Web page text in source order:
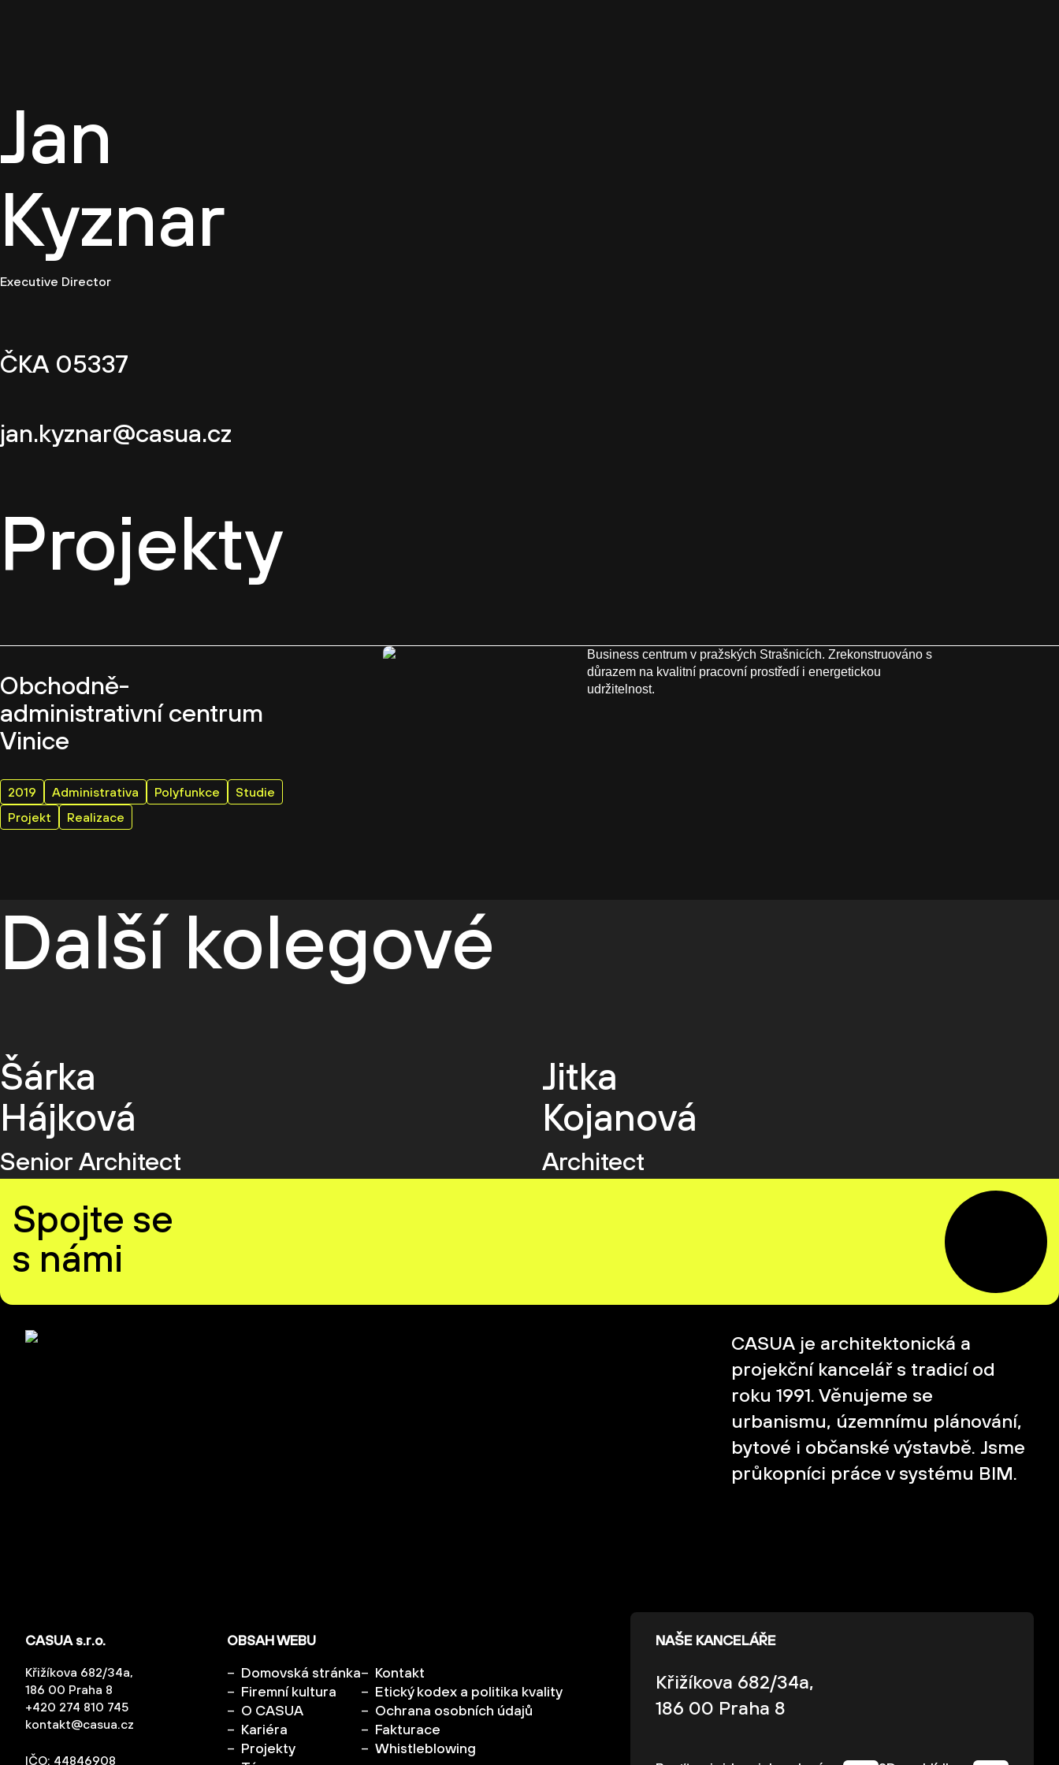
Jan
Kyznar
Executive Director
ČKA 05337
jan.kyznar@casua.cz
Projekty
Obchodně-
administrativní centrum
Vinice
2019 Administrativa Polyfunkce
Studie
Projekt
Realizace
Business centrum v pražských Strašnicích. Zrekonstruováno s
důrazem na kvalitní pracovní prostředí i energetickou
udržitelnost.
Další kolegové
Šárka
Hájková
Senior Architect
Jitka
Kojanová
Architect
Spojte se
s námi
CASUA je architektonická a
projekční kancelář s tradicí od
roku 1991. Věnujeme se
urbanismu, územnímu plánování,
bytové i občanské výstavbě. Jsme
průkopníci práce v systému BIM.
CASUA s.r.o.
Křižíkova 682/34a,
186 00 Praha 8
+420 274 810 745
kontakt@casua.cz
IČO: 44846908
OBSAH WEBU
Domovská stránka
Firemní kultura
O CASUA
Kariéra
Projekty
Kontakt
Etický kodex a politika kvality
Ochrana osobních údajů
Fakturace
Whistleblowing
NAŠE KANCELÁŘE
Křižíkova 682/34a,
186 00 Praha 8